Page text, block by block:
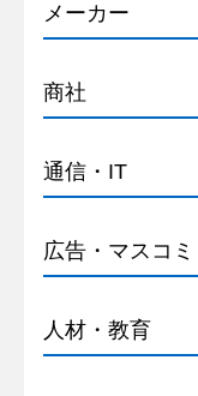
メーカー
商社
通信・IT
広告・マスコミ
人材・教育